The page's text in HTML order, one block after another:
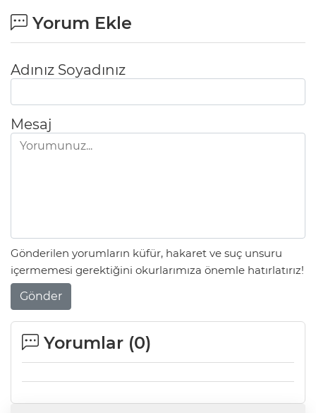
Yorum Ekle
Adınız Soyadınız
Mesaj
Gönderilen yorumların küfür, hakaret ve suç unsuru
içermemesi gerektiğini okurlarımıza önemle hatırlatırız!
Gönder
Yorumlar (0)